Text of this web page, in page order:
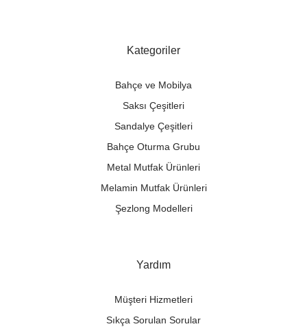
Kategoriler
Bahçe ve Mobilya
Saksı Çeşitleri
Sandalye Çeşitleri
Bahçe Oturma Grubu
Metal Mutfak Ürünleri
Melamin Mutfak Ürünleri
Şezlong Modelleri
Yardım
Müşteri Hizmetleri
Sıkça Sorulan Sorular